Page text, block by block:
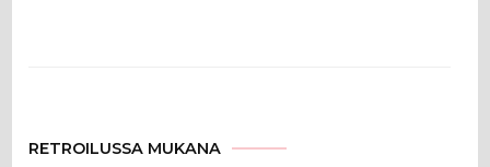
RETROILUSSA MUKANA